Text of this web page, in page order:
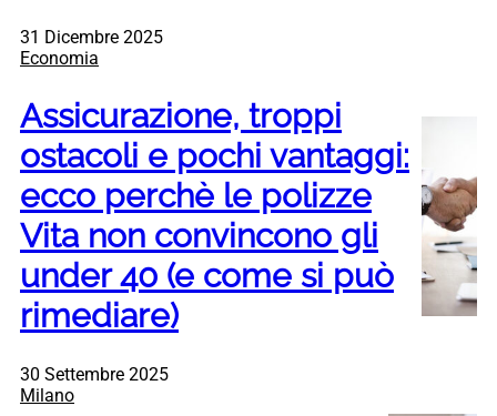
31 Dicembre 2025
Economia
Assicurazione, troppi
ostacoli e pochi vantaggi:
ecco perchè le polizze
Vita non convincono gli
under 40 (e come si può
rimediare)
30 Settembre 2025
Milano